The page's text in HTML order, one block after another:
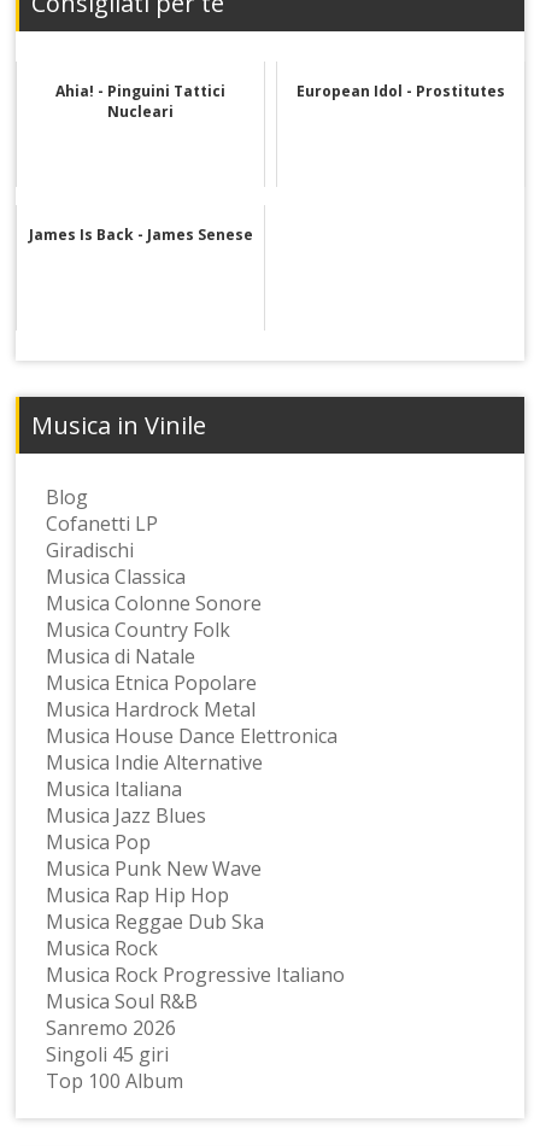
Ahia! - Pinguini Tattici
Nucleari
European Idol - Prostitutes
James Is Back - James Senese
Musica in Vinile
Blog
Cofanetti LP
Giradischi
Musica Classica
Musica Colonne Sonore
Musica Country Folk
Musica di Natale
Musica Etnica Popolare
Musica Hardrock Metal
Musica House Dance Elettronica
Musica Indie Alternative
Musica Italiana
Musica Jazz Blues
Musica Pop
Musica Punk New Wave
Musica Rap Hip Hop
Musica Reggae Dub Ska
Musica Rock
Musica Rock Progressive Italiano
Musica Soul R&B
Sanremo 2026
Singoli 45 giri
Top 100 Album